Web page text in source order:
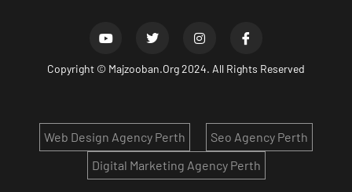
Copyright © Majzooban.Org2024. All Rights Reserved
Seo Agency Perth
Web Design Agency Perth
Digital Marketing Agency Perth